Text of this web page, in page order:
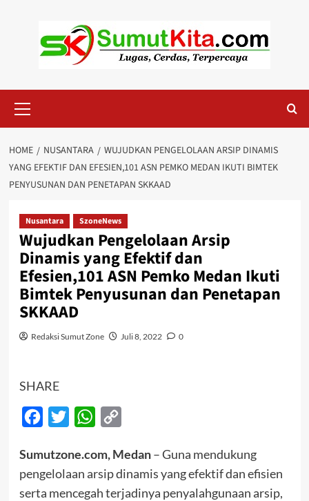
Menu
HOME NUSANTARA
WUJUDKAN PENGELOLAAN ARSIP DINAMIS
YANG EFEKTIF DAN EFESIEN,101 ASN PEMKO MEDAN IKUTI BIMTEK
PENYUSUNAN DAN PENETAPAN SKKAAD
Nusantara SzoneNews
Wujudkan Pengelolaan Arsip
Dinamis yang Efektif dan
Efesien,101 ASN Pemko Medan Ikuti
Bimtek Penyusunan dan Penetapan
SKKAAD
Redaksi Sumut Zone Juli 8, 2022 0
SHARE
Facebook
Twitter WhatsApp
Sumutzone.com, Medan– Guna mendukung
pengelolaan arsip dinamis yang efektif dan efisien
serta mencegah terjadinya penyalahgunaan arsip,